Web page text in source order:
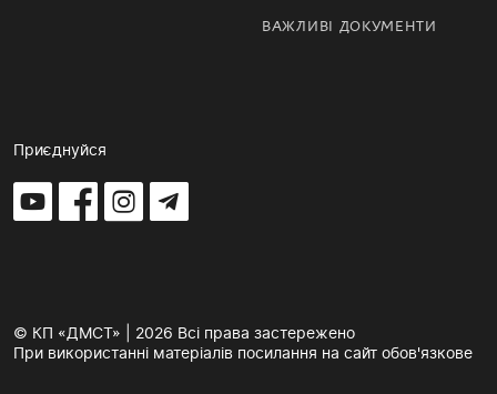
ВАЖЛИВІ ДОКУМЕНТИ
Приєднуйся
© КП «ДМСТ» | 2026 Всі права застережено
При використанні матеріалів посилання на сайт обов'язкове